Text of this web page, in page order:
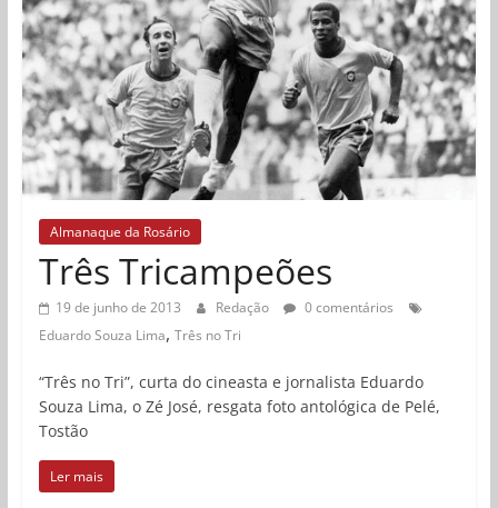
Almanaque da Rosário
Três Tricampeões
19 de junho de 2013 Redação
0 comentários
Eduardo Souza Lima, Três no Tri
“Três no Tri”, curta do cineasta e jornalista Eduardo
Souza Lima, o Zé José, resgata foto antológica de Pelé,
Tostão
Ler mais